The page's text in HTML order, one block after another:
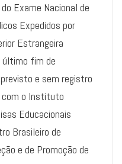
Exame Nacional de
Expedidos por
Estrangeira
último fim de
e sem registro
com o Instituto
Educacionais
Brasileiro de
e de Promoção de